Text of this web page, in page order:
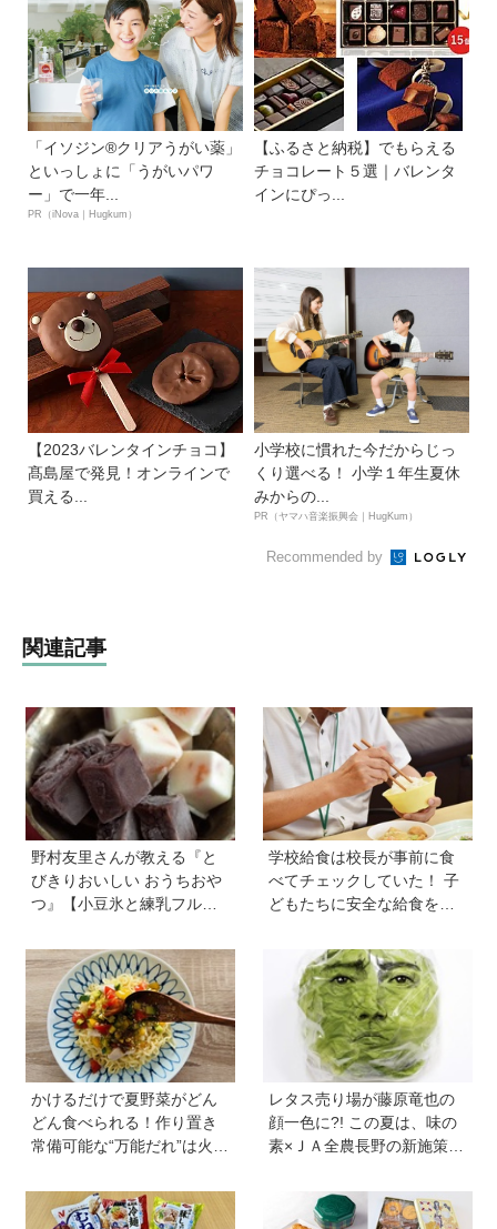
「イソジン®クリアうがい薬」
といっしょに「うがいパワ
ー」で一年...
PR（iNova｜Hugkum）
【ふるさと納税】でもらえる
チョコレート５選｜バレンタ
インにぴっ...
【2023バレンタインチョコ】
髙島屋で発見！オンラインで
買える...
小学校に慣れた今だからじっ
くり選べる！ 小学１年生夏休
みからの...
PR（ヤマハ音楽振興会｜HugKum）
Recommended by
関連記事
野村友里さんが教える『と
びきりおいしい おうちおや
つ』【小豆氷と練乳フルー
り！ 小学生でもお手伝いで
きる
学校給食は校長が事前に食
べてチェックしていた！ 子
どもたちに安全な給食を届
た「検食」の現場を取材
かけるだけで夏野菜がどん
どん食べられる！作り置き
常備可能な“万能だれ”は火を
修】
レタス売り場が藤原竜也の
顔一色に?! この夏は、味の
素×ＪＡ全農長野の新施策
タス料理の幅が広がる『レ
タス瞬間消滅レシピ』も便